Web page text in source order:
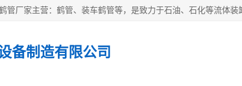
备制造有限公司